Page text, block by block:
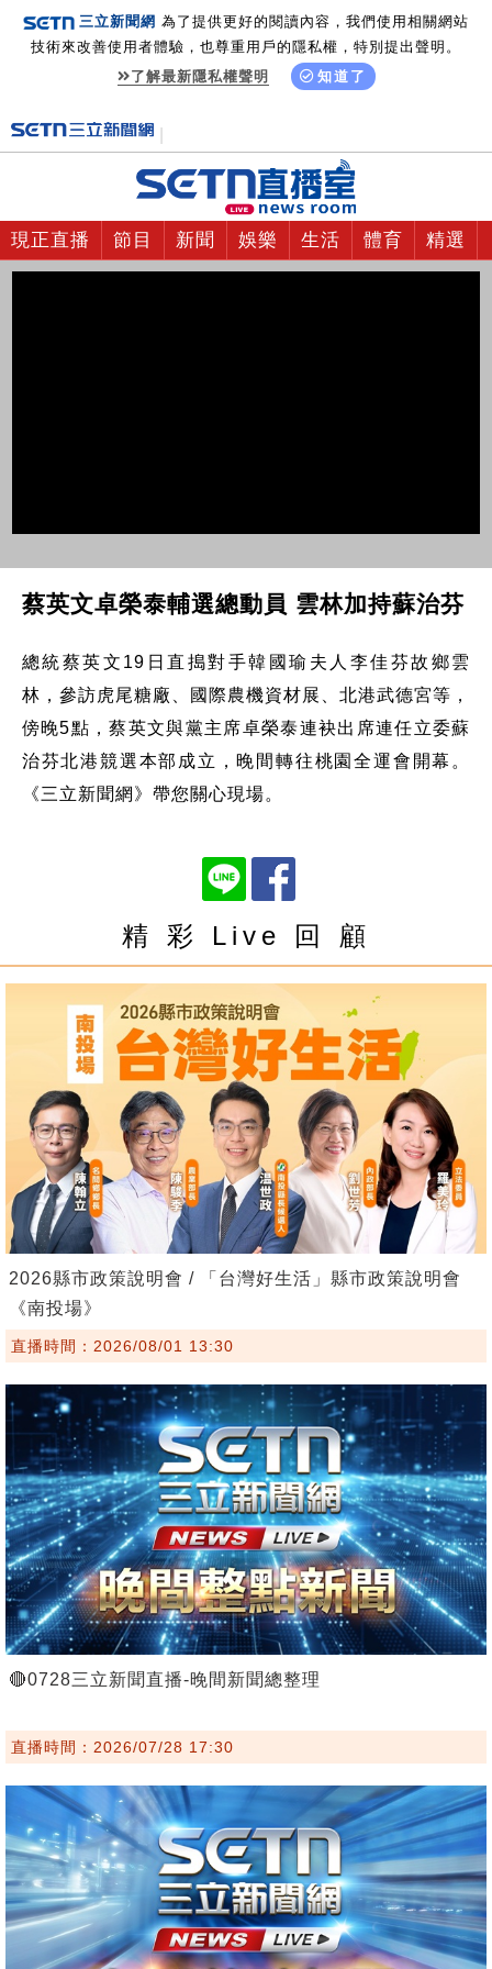
三立新聞網 為了提供更好的閱讀內容，我們使用相關網站
技術來改善使用者體驗，也尊重用戶的隱私權，特別提出聲明。
了解最新隱私權聲明
知道了
現正直播 節目 新聞 娛樂 生活 體育 精選
蔡英文卓榮泰輔選總動員 雲林加持蘇治芬
總統蔡英文19日直搗對手韓國瑜夫人李佳芬故鄉雲
林，參訪虎尾糖廠、國際農機資材展、北港武德宮等，
傍晚5點，蔡英文與黨主席卓榮泰連袂出席連任立委蘇
治芬北港競選本部成立，晚間轉往桃園全運會開幕。
《三立新聞網》帶您關心現場。
精 彩 Live 回 顧
2026縣市政策說明會 / 「台灣好生活」縣市政策說明會
《南投場》
直播時間：2026/08/01 13:30
🔴0728三立新聞直播-晚間新聞總整理
直播時間：2026/07/28 17:30